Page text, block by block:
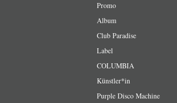
Promo
Album
Club Paradise
Label
COLUMBIA
Künstler*in
Purple Disco Machine